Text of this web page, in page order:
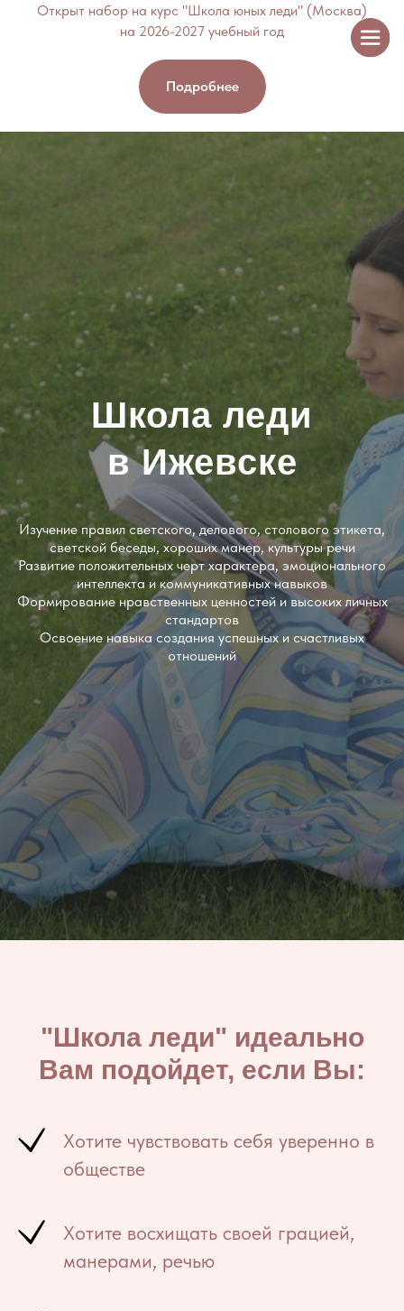
Открыт набор на курс "Школа юных леди" (Москва)
на 2026-2027 учебный год
Подробнее
Школа леди
в Ижевске
Изучение правил светского, делового, столового этикета,
светской беседы, хороших манер, культуры речи
Развитие положительных черт характера, эмоционального
интеллекта и коммуникативных навыков
Формирование нравственных ценностей и высоких личных
стандартов
Освоение навыка создания успешных и счастливых
отношений
"Школа леди" идеально
Вам подойдет, если Вы:
Хотите чувствовать себя уверенно в
обществе
Хотите восхищать своей грацией,
манерами, речью